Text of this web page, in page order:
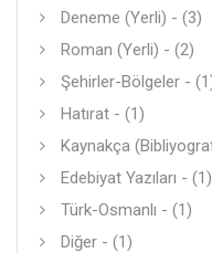
Deneme (Yerli) - (3)
Roman (Yerli) - (2)
Şehirler-Bölgeler -
Hatırat - (1)
Kaynakça
Edebiyat Yazıları - (1)
Türk-Osmanlı - (1)
Diğer - (1)